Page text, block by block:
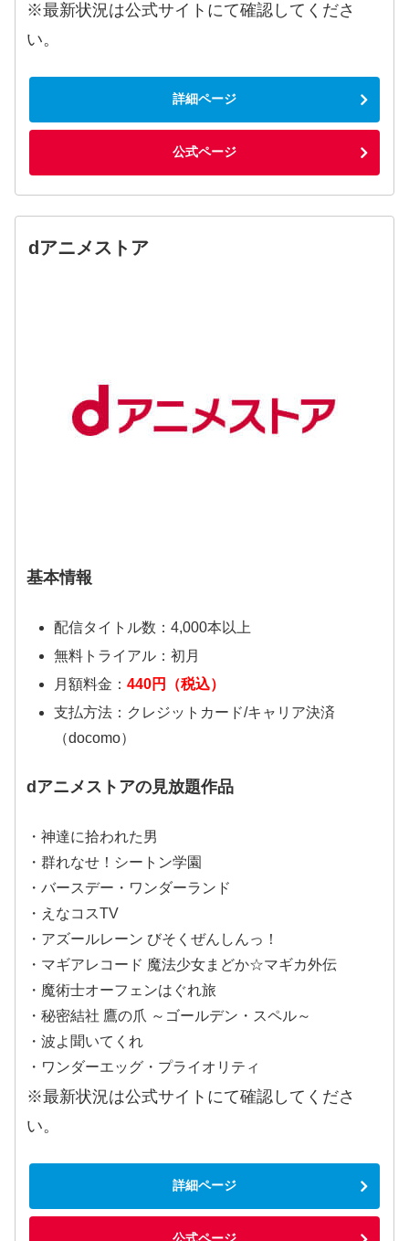
※最新状況は公式サイトにて確認してくださ
い。
詳細ページ
公式ページ
dアニメストア
基本情報
配信タイトル数：4,000本以上
無料トライアル：初月
月額料金： 440円（税込）
支払方法：クレジットカード/キャリア決済
（docomo）
dアニメストアの見放題作品
・神達に拾われた男
・群れなせ！シートン学園
・バースデー・ワンダーランド
・えなコスTV
・アズールレーン びそくぜんしんっ！
・マギアレコード 魔法少女まどか☆マギカ外伝
・魔術士オーフェンはぐれ旅
・秘密結社 鷹の爪 ～ゴールデン・スペル～
・波よ聞いてくれ
・ワンダーエッグ・プライオリティ
※最新状況は公式サイトにて確認してくださ
い。
詳細ページ